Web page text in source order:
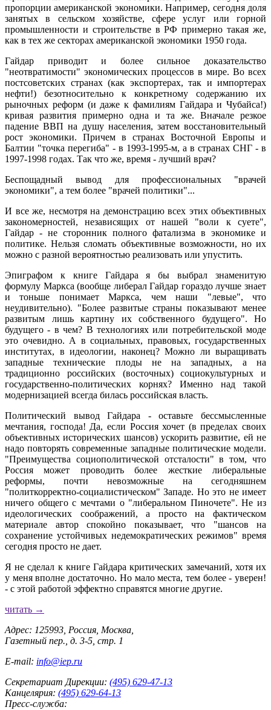
пропорции американской экономики. Например, сегодня доля
занятых в сельском хозяйстве, сфере услуг или горной
промышленности и строительстве в РФ примерно такая же,
как в тех же секторах американской экономики 1950 года.
Гайдар приводит и более сильное доказательство
"неотвратимости" экономических процессов в мире. Во всех
постсоветских странах (как экспортерах, так и импортерах
нефти!) безотносительно к конкретному содержанию их
рыночных реформ (и даже к фамилиям Гайдара и Чубайса!)
кривая развития примерно одна и та же. Вначале резкое
падение ВВП на душу населения, затем восстановительный
рост экономики. Причем в странах Восточной Европы и
Балтии "точка перегиба" - в 1993-1995-м, а в странах СНГ - в
1997-1998 годах. Так что же, время - лучший врач?
Беспощадный вывод для профессиональных "врачей
экономики", а тем более "врачей политики"...
И все же, несмотря на демонстрацию всех этих объективных
закономерностей, независящих от нашей "воли к суете",
Гайдар - не сторонник полного фатализма в экономике и
политике. Нельзя сломать объективные возможности, но их
можно с разной вероятностью реализовать или упустить.
Эпиграфом к книге Гайдара я бы выбрал знаменитую
формулу Маркса (вообще либерал Гайдар гораздо лучше знает
и тоньше понимает Маркса, чем наши "левые", что
неудивительно). "Более развитые страны показывают менее
развитым лишь картину их собственного будущего". Но
будущего - в чем? В технологиях или потребительской моде
это очевидно. А в социальных, правовых, государственных
институтах, в идеологии, наконец? Можно ли выращивать
западные технические плоды не на западных, а на
традиционно российских (восточных) социокультурных и
государственно-политических корнях? Именно над такой
модернизацией всегда билась российская власть.
Политический вывод Гайдара - оставьте бессмысленные
мечтания, господа! Да, если Россия хочет (в пределах своих
объективных исторических шансов) ускорить развитие, ей не
надо повторять современные западные политические модели.
"Преимущества социополитической отсталости" в том, что
Россия может проводить более жесткие либеральные
реформы, почти невозможные на сегодняшнем
"политкорректно-социалистическом" Западе. Но это не имеет
ничего общего с мечтами о "либеральном Пиночете". Не из
идеологических соображений, а просто на фактическом
материале автор спокойно показывает, что "шансов на
сохранение устойчивых недемократических режимов" время
сегодня просто не дает.
Я не сделал к книге Гайдара критических замечаний, хотя их
у меня вполне достаточно. Но мало места, тем более - уверен!
- с этой работой эффектно справятся многие другие.
читать →
Адрес: 125993, Россия, Москва,
Газетный пер., д. 3-5, стр. 1
E-mail: info@iep.ru
Секретариат Дирекции: (495) 629-47-13
Канцелярия: (495) 629-64-13
Пресс-служба: